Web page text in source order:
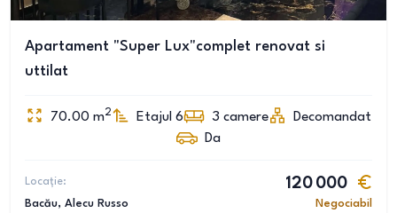
Apartament "Super Lux"complet renovat si
uttilat
70.00 m2 Etajul 6 3 camere
Decomandat
Da
Locație:
Bacău, Alecu Russo
120 000
Negociabil